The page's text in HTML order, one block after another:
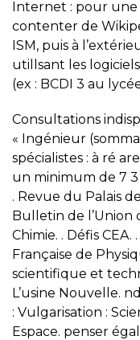
Internet : pour une
contenter de
ISM, puis à
utillsant les
(ex : BCDI 3 au
Consultations
« Ingénieur
spécialistes : à ré
un minimum de 7 3
. Revue du Palais
Bulletin de l’Union
Chimie. . Défis CEA.
Française de
scientifique et
L’usine Nouvelle.
: Vulgarisation :
Espace. penser